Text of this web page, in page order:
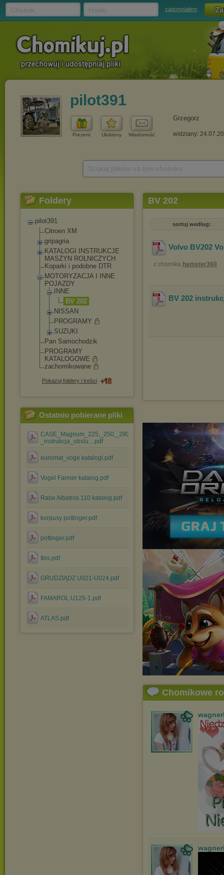
zapomniałem
pilot391
Prezent Ulubiony Wiadomość
Grzegorz
widziany:
Foldery
pilot391
Citroen XM
gripagria
KATALOGI INSTRUKCJE
MASZYN ROLNICZYCH
Koparki i podobne DTR
MOTORYZACJA I INNE
POJAZDY
INNE
BV 202
NISSAN
PROGRAMY
SUZUKI
Pan Samochodzik
PROGRAMY
KATALOGOWE
zachomikowane
Pokazuj foldery i treści
Ostatnio pobierane pliki
CASE_Magnum_225,_250,_280,_310,_335_-
_instrukcja_obslu....pdf
euromat_voge katalogl.pdf
Vogel Farmer katalog.pdf
Rabe Albatros 110 katalog.pdf
korpusy pottinger.pdf
pottinger.pdf
Ibis.pdf
GRUDZIĄDZ U021-U024.pdf
FAMAROL U125-1.pdf
ATLAS.pdf
BV 202
sortuj według:
Volvo BV202
z chomika hamster360
BV 202
Chomikowe